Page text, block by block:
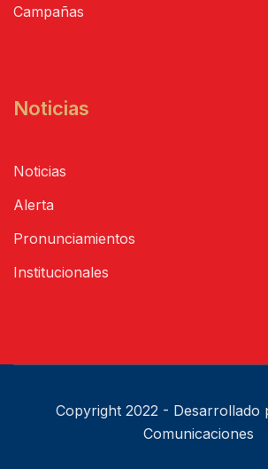
Campañas
Noticias
Noticias
Alerta
Pronunciamientos
Institucionales
Copyright 2022 - Desarrollado
Comunicaciones